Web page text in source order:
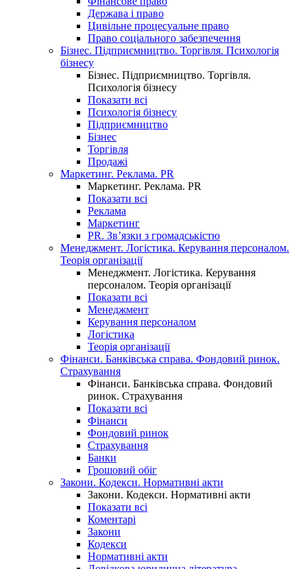
Держава і право
Цивільне процесуальне право
Право соціального забезпечення
Бізнес. Підприємництво. Торгівля. Психологія
бізнесу
Бізнес. Підприємництво. Торгівля.
Психологія бізнесу
Показати всі
Психологія бізнесу
Підприємництво
Бізнес
Торгівля
Продажі
Маркетинг. Реклама. PR
Маркетинг. Реклама. PR
Показати всі
Реклама
Маркетинг
PR. Зв’язки з громадськістю
Менеджмент. Логістика. Керування персоналом.
Теорія організації
Менеджмент. Логістика. Керування
персоналом. Теорія організації
Показати всі
Менеджмент
Керування персоналом
Логістика
Теорія організації
Фінанси. Банківська справа. Фондовий ринок.
Страхування
Фінанси. Банківська справа. Фондовий
ринок. Страхування
Показати всі
Фінанси
Фондовий ринок
Страхування
Банки
Грошовий обіг
Закони. Кодекси. Нормативні акти
Закони. Кодекси. Нормативні акти
Показати всі
Коментарі
Закони
Кодекси
Нормативні акти